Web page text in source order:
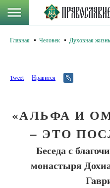
Главная Человек Духовная жизнь
Tweet Нравится
«АЛЬФА И
– ЭТО
Беседа с
монастыря